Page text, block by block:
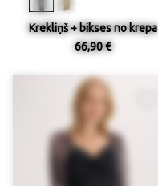
Krekliņš + bikses no krepa
66,90 €